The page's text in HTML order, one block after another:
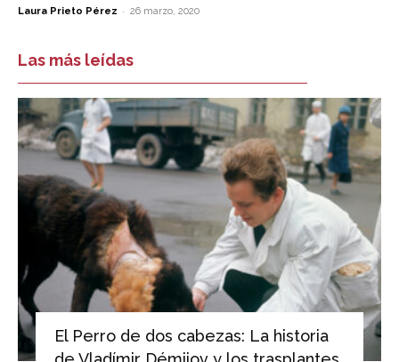
Laura Prieto Pérez - 26 marzo, 2020
Las más leídas
El Perro de dos cabezas: La historia